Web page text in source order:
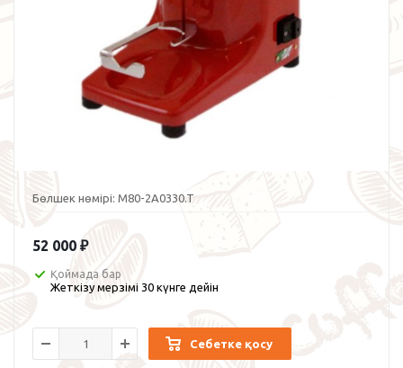
Бөлшек нөмірі: M80-2A0330.T
52 000 ₽
Қоймада бар
Жеткізу мерзімі 30 күнге дейін
Себетке қосу